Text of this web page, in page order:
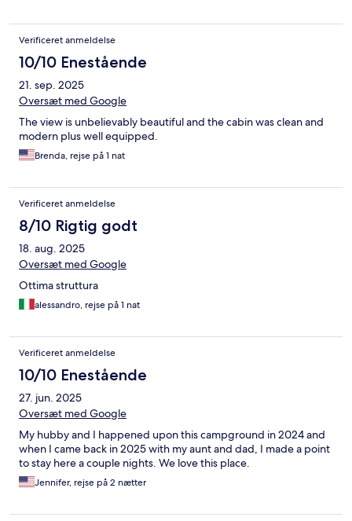
Verificeret anmeldelse
10/10 Enestående
21. sep. 2025
Oversæt med Google
The view is unbelievably beautiful and the cabin was clean and
modern plus well equipped.
Brenda, rejse på 1 nat
Verificeret anmeldelse
8/10 Rigtig godt
18. aug. 2025
Oversæt med Google
Ottima struttura
alessandro, rejse på 1 nat
Verificeret anmeldelse
10/10 Enestående
27. jun. 2025
Oversæt med Google
My hubby and I happened upon this campground in 2024 and
when I came back in 2025 with my aunt and dad, I made a point
to stay here a couple nights. We love this place.
Jennifer, rejse på 2 nætter